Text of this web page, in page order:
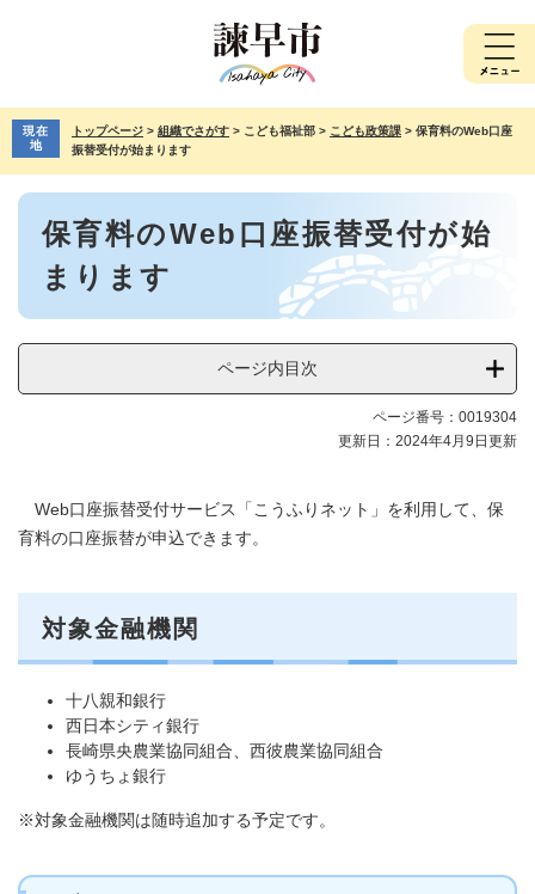
先
で
を
ば
現在
地
トップページ > 組織でさがす > こども福祉部 > こども政策課 > 保育料のWeb口座
振替受付が始まります
本
保育料のWeb口座振替受付が始
まります
ページ内目次
ページ番号：0019304
更新日：2024年4月9日更新
Web口座振替受付サービス「こうふりネット」を利用して、保
育料の​口座振替が申込できます。
対象金融機関
十八親和銀行
西日本シティ銀行
長崎県央農業協同組合、西彼農業協同組合
ゆうちょ銀行
※対象金融機関は随時追加する予定です。